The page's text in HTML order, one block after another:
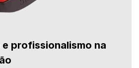
profissionalismo na